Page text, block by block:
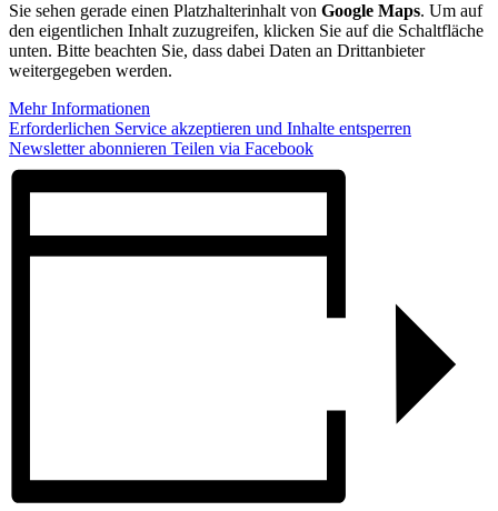
Sie sehen gerade einen Platzhalterinhalt von Google Maps. Um auf
den eigentlichen Inhalt zuzugreifen, klicken Sie auf die Schaltfläche
unten. Bitte beachten Sie, dass dabei Daten an Drittanbieter
weitergegeben werden.
Mehr Informationen
Erforderlichen Service akzeptieren und Inhalte entsperren
Newsletter abonnieren Teilen via Facebook